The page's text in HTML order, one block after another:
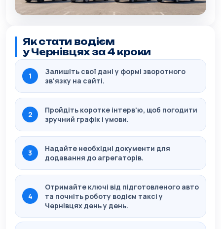
Як стати водієм
у Чернівцях за 4 кроки
1
Залишіть свої дані у формі зворотного
зв'язку на сайті.
2
Пройдіть коротке інтерв'ю, щоб погодити
зручний графік і умови.
3
Надайте необхідні документи для
додавання до агрегаторів.
4
Отримайте ключі від підготовленого авто
та почніть роботу водієм таксі у
Чернівцях день у день.